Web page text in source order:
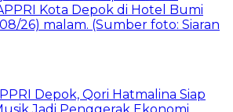
Depok, Qori Hatmalina Siap